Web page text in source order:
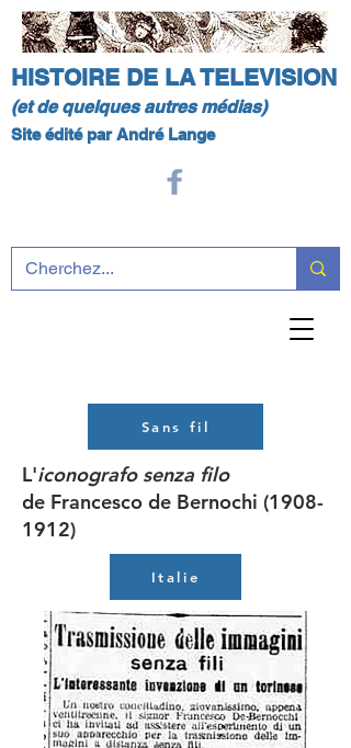
HISTOIRE DE LA TELEVISION
(et de quelques autres médias)
Site édité par André Lange
Sans fil
L'iconografo senza filo
de Francesco de Bernochi (1908-
1912)
Italie